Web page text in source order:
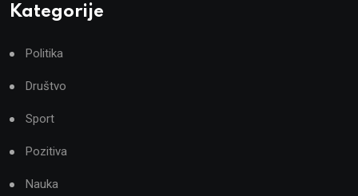
Kategorije
Politika
Društvo
Sport
Pozitiva
Nauka